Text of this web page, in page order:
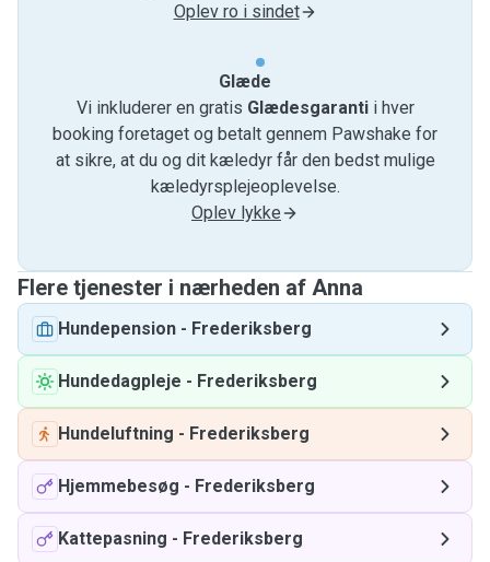
Oplev ro i sindet
Glæde
Vi inkluderer en gratis Glædesgarantii hver
booking foretaget og betalt gennem Pawshake for
at sikre, at du og dit kæledyr får den bedst mulige
kæledyrsplejeoplevelse.
Oplev lykke
Flere tjenester i nærheden af ​​Anna
Hundepension - Frederiksberg
Hundedagpleje - Frederiksberg
Hundeluftning - Frederiksberg
Hjemmebesøg - Frederiksberg
Kattepasning - Frederiksberg